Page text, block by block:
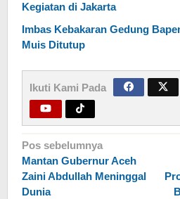
Kegiatan di Jakarta
Imbas Kebakaran Gedung
Muis Ditutup
Ikuti Kami Pada
Navigasi
pos
Pos sebelumnya
Mantan Gubernur Aceh
Zaini Abdullah Meninggal
Dunia